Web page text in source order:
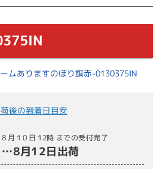
ムありますのぼり旗赤-0130375IN
後の到着日目安
8月10日 12時 までの受付完了
…8月12日出荷